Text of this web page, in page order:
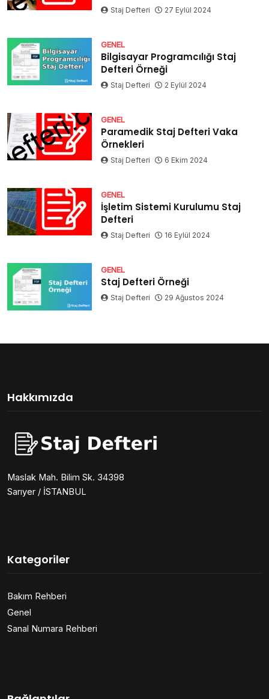
Staj Defteri 27 Eylül 2024
GENEL
Bilgisayar Programcılığı Staj
Defteri Örneği
Staj Defteri 2 Eylül 2024
GENEL
Paramedik Staj Defteri Vaka
Örnekleri
Staj Defteri 6 Ekim 2024
GENEL
İşletim Sistemi Kurulumu Staj
Defteri
Staj Defteri 16 Eylül 2024
GENEL
Staj Defteri Örneği
Staj Defteri 29 Ağustos 2024
Hakkımızda
Maslak Mah. Bilim Sk. 34398
Sarıyer / İSTANBUL
Kategoriler
Bakım Rehberi
Genel
Sanal Numara Rehberi